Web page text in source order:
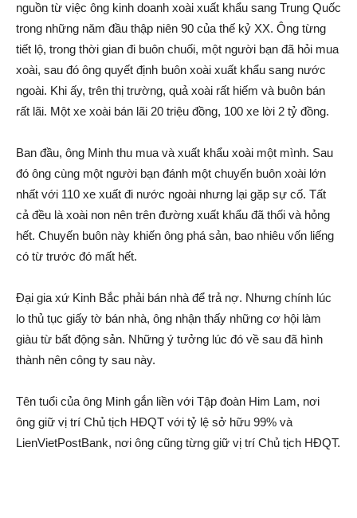
nguồn từ việc ông kinh doanh xoài xuất khẩu sang Trung Quốc
trong những năm đầu thập niên 90 của thế kỷ XX. Ông từng
tiết lộ, trong thời gian đi buôn chuối, một người bạn đã hỏi mua
xoài, sau đó ông quyết định buôn xoài xuất khẩu sang nước
ngoài. Khi ấy, trên thị trường, quả xoài rất hiếm và buôn bán
rất lãi. Một xe xoài bán lãi 20 triệu đồng, 100 xe lời 2 tỷ đồng.
Ban đầu, ông Minh thu mua và xuất khẩu xoài một mình. Sau
đó ông cùng một người bạn đán‌h một chuyến buôn xoài lớn
nhất với 110 xe xuất đi nước ngoài nhưng lại gặp sự cố. Tất
cả đều là xoài non nên trên đường xuất khẩu đã thối và hỏng
hết. Chuyến buôn này khiến ông ph‌á sả‌n, bao nhiêu vốn liếng
có từ trước đó mấ‌t hết.
Đại gia xứ Kinh Bắc phải bán nhà để trả n‌ợ. Nhưng chính lúc
lo thủ tụ‌c giấy tờ bán nhà, ông nhậ‌n thấy những cơ hội làm
giàu từ bấ‌t độn‌g sả‌n. Những ý tưởng lúc đó về sau đã hình
thành nên công ty sau này.
Tên tuổi của ông Minh gắn liền với Tập đoàn Him Lam, nơi
ông giữ vị trí Chủ tịch HĐQT với tỷ lệ sở hữu 99% và
LienVietPostBank, nơi ông cũng từng giữ vị trí Chủ tịch HĐQT.